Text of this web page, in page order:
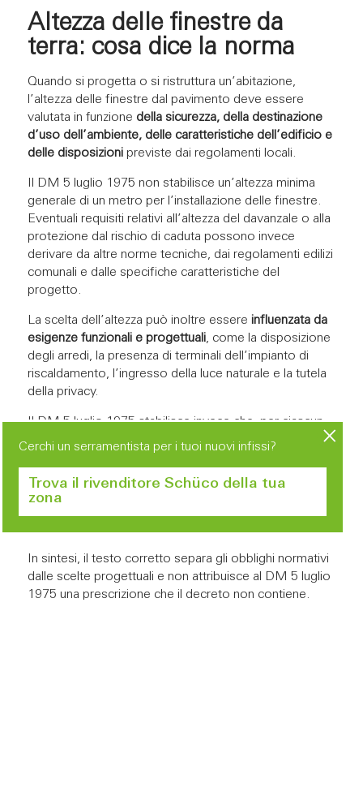
Altezza delle finestre da
terra: cosa dice la norma
Quando si progetta o si ristruttura un’abitazione,
l’altezza delle finestre dal pavimento deve essere
valutata in funzione della sicurezza, della destinazione
d’uso dell’ambiente, delle caratteristiche dell’edificio e
delle disposizionipreviste dai regolamenti locali.
Il DM 5 luglio 1975 non stabilisce un’altezza minima
generale di un metro per l’installazione delle finestre.
Eventuali requisiti relativi all’altezza del davanzale o alla
protezione dal rischio di caduta possono invece
derivare da altre norme tecniche, dai regolamenti edilizi
comunali e dalle specifiche caratteristiche del
progetto.
La scelta dell’altezza può inoltre essere influenzata da
esigenze funzionali e progettuali, come la disposizione
degli arredi, la presenza di terminali dell’impianto di
riscaldamento, l’ingresso della luce naturale e la tutela
della privacy.
Il DM 5 luglio 1975 stabilisce invece che, per ciascun
locale abitabile, la superficie finestrata deve essere
Questo rapporto contribuisce a determinare le
dimensioni minime delle aperture necessarie a
naturale.
In sintesi, il testo corretto separa gli obblighi normativi
dalle scelte progettuali e non attribuisce al DM 5 luglio
1975 una prescrizione che il decreto non contiene.
Cerchi un serramentista per i tuoi nuovi infissi?
Trova il rivenditore Schüco della tua
zona